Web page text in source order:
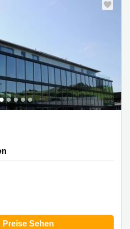
Innerrhoden
Preise Sehen